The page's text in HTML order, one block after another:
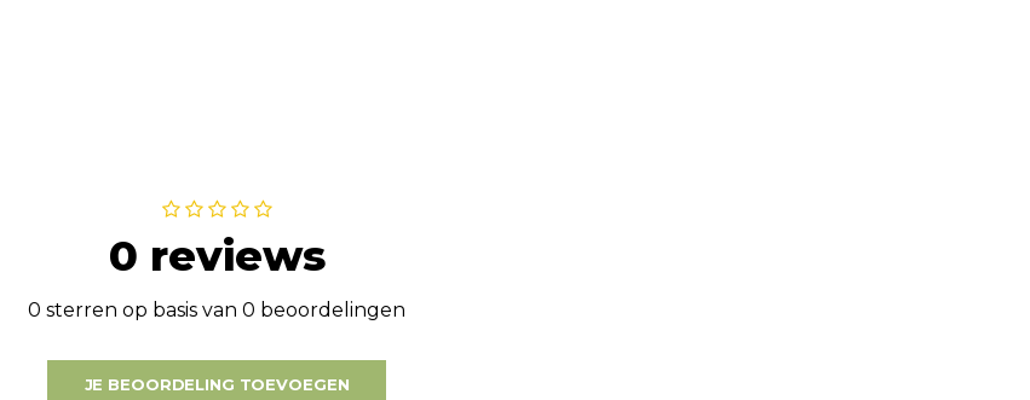
0 reviews
0 sterren op basis van 0 beoordelingen
JE BEOORDELING TOEVOEGEN